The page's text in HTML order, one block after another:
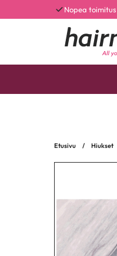
Nopea
Etusivu / Hiukset